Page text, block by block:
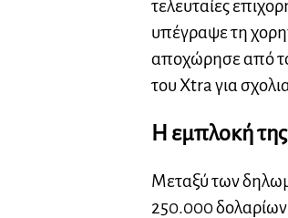
τελευταίες
υπέγραψε τη
αποχώρησε από
του Xtra για
Η εμπλοκή
Μεταξύ των
250.000 δολαρίων